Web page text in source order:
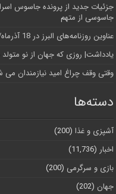
جزئیات جدید از پرونده جاسوس
جاسوسی از متهم
عناوین روزنامه‌های البرز در ‌18 آذرماه/صدرنشینی در ارائه خدمات زایمان بی‌درد
یادداشت| روزی که جهان از نو
وقتی وقف چراغ امید نیازمندان می
دسته‌ها
آشپزی و غذا (200)
اخبار (11,736)
بازی و سرگرمی (200)
جهان (202)